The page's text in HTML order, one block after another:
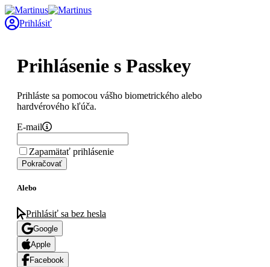
Prihlásiť
Prihlásenie s Passkey
Prihláste sa pomocou vášho biometrického alebo
hardvérového kľúča.
E-mail
Zapamätať prihlásenie
Pokračovať
Alebo
Prihlásiť sa bez hesla
Google
Apple
Facebook